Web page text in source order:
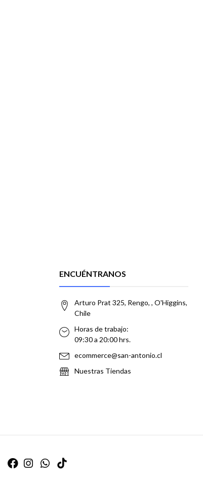
ENCUÉNTRANOS
Arturo Prat 325, Rengo, , O'Higgins,
Chile
Horas de trabajo:
09:30 a 20:00 hrs.
ecommerce@san-antonio.cl
Nuestras Tiendas